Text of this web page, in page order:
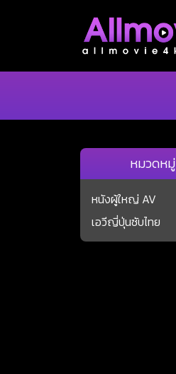
หมวดหมู่
หนังผู้ใหญ่ AV
เอวีญี่ปุ่นซับไทย